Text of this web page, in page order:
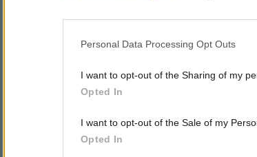
Personal Data Processing Opt Outs
I want to opt-out of the Sharing of my
Opted In
I want to opt-out of the Sale of my
Opted In